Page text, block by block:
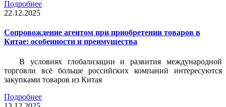
Подробнее
22.12.2025
Сопровождение агентом при приобретении товаров в
Китае: особенности и преимущества
В условиях глобализации и развития международной
торговли всё больше российских компаний интересуются
закупками товаров из Китая
Подробнее